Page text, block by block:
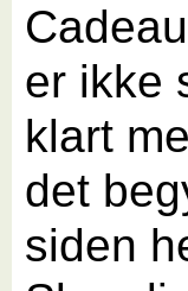
er ikke
klart
det
siden